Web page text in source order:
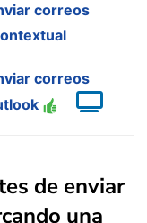
correos
correos
de enviar
una